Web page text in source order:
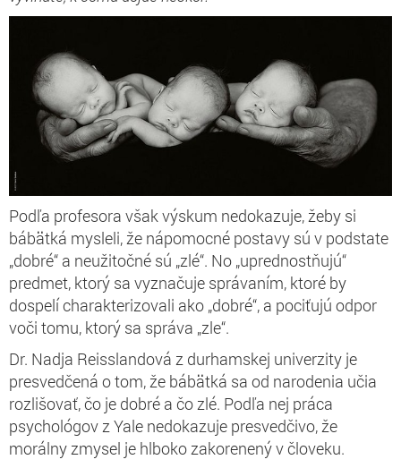
Podľa profesora však výskum nedokazuje, žeby si
bábätká mysleli, že nápomocné postavy sú v podstate
„dobré“ a neužitočné sú „zlé“. No „uprednostňujú“
predmet, ktorý sa vyznačuje správaním, ktoré by
dospelí charakterizovali ako „dobré“, a pociťujú odpor
voči tomu, ktorý sa správa „zle“.
Dr. Nadja Reisslandová z durhamskej univerzity je
presvedčená o tom, že bábätká sa od narodenia učia
rozlišovať, čo je dobré a čo zlé. Podľa nej práca
psychológov z Yale nedokazuje presvedčivo, že
morálny zmysel je hlboko zakorenený v človeku.